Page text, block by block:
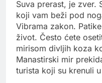
Suva prerast, je zver.
koji vam beži pod
Vibrama zakon.
život. Često ćete
mirisom divljih koza
Manastirski mir
turista koji su krenuli